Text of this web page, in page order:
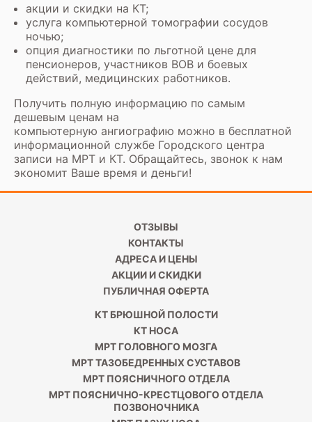
акции и скидки на КТ;
услуга компьютерной томографии сосудов
ночью;
опция диагностики по льготной цене для
пенсионеров, участников ВОВ и боевых
действий, медицинских работников.
Получить полную информацию по самым
дешевым ценам на
компьютерную ангиографию можно в бесплатной
информационной службе Городского центра
записи на МРТ и КТ. Обращайтесь, звонок к нам
экономит Ваше время и деньги!
ОТЗЫВЫ
КОНТАКТЫ
АДРЕСА И ЦЕНЫ
АКЦИИ И СКИДКИ
ПУБЛИЧНАЯ ОФЕРТА
КТ БРЮШНОЙ ПОЛОСТИ
КТ НОСА
МРТ ГОЛОВНОГО МОЗГА
МРТ ТАЗОБЕДРЕННЫХ СУСТАВОВ
МРТ ПОЯСНИЧНОГО ОТДЕЛА
МРТ ПОЯСНИЧНО-КРЕСТЦОВОГО ОТДЕЛА
ПОЗВОНОЧНИКА